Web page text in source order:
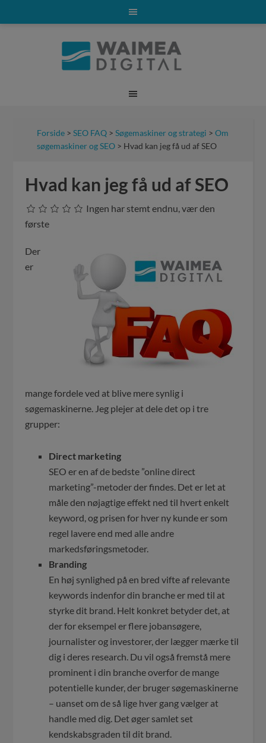
Forside >SEO FAQ >Søgemaskiner og strategi >Om
søgemaskiner og SEO > Hvad kan jeg få ud af SEO
Hvad kan jeg få ud af SEO
Ingen har stemt endnu, vær den
første
Der
er
mange fordele ved at blive mere synlig i
søgemaskinerne. Jeg plejer at dele det op i tre
grupper:
Direct marketing
SEO er en af de bedste ”online direct
marketing”-metoder der findes. Det er let at
måle den nøjagtige effekt ned til hvert enkelt
keyword, og prisen for hver ny kunde er som
regel lavere end med alle andre
markedsføringsmetoder.
Branding
En høj synlighed på en bred vifte af relevante
keywords indenfor din branche er med til at
styrke dit brand. Helt konkret betyder det, at
der for eksempel er flere jobansøgere,
journalister og investorer, der lægger mærke til
dig i deres research. Du vil også fremstå mere
prominent i din branche overfor de mange
potentielle kunder, der bruger søgemaskinerne
– uanset om de så lige hver gang vælger at
handle med dig. Det øger samlet set
kendskabsgraden til dit brand.